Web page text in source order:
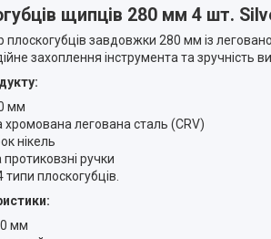
щипців 280 мм 4 шт.
плоскогубців завдовжки 280 мм із
захоплення інструмента та зручність
мм
хромована легована сталь (CRV)
нікель
протиковзні ручки
типи плоскогубців.
мм